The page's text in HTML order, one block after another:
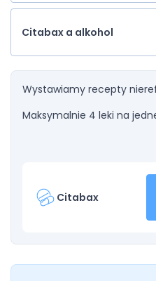
Citabax a alkohol
Wystawiamy recepty
Maksymalnie 4 leki na
Citabax